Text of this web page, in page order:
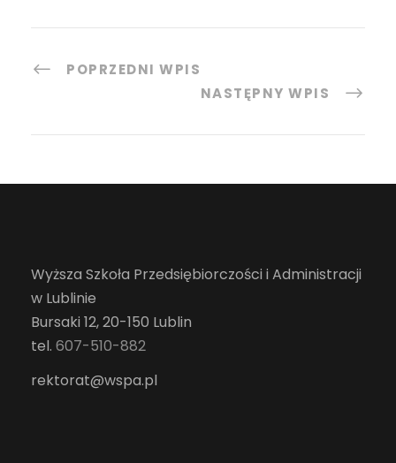
POPRZEDNI WPIS
NASTĘPNY WPIS
Wyższa Szkoła Przedsiębiorczości i Administracji
w Lublinie
Bursaki 12, 20-150 Lublin
tel. 607-510-882
rektorat@wspa.pl